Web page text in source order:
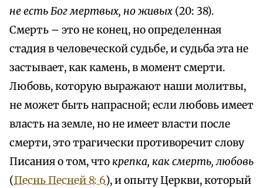
не есть Бог мертвых, но живых (20: 38).
Смерть – это не конец, но определенная
стадия в человеческой судьбе, и судьба эта не
застывает, как камень, в момент смерти.
Любовь, которую выражают наши молитвы,
не может быть напрасной; если любовь имеет
власть на земле, но не имеет власти после
смерти, это трагически противоречит слову
Писания о том, что крепка, как смерть, любовь
(Песнь Песней 8: 6), и опыту Церкви, который